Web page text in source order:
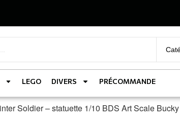
LEGO DIVERS PRÉCOMMANDE
Soldier – statuette 1/10 BDS Art Scale